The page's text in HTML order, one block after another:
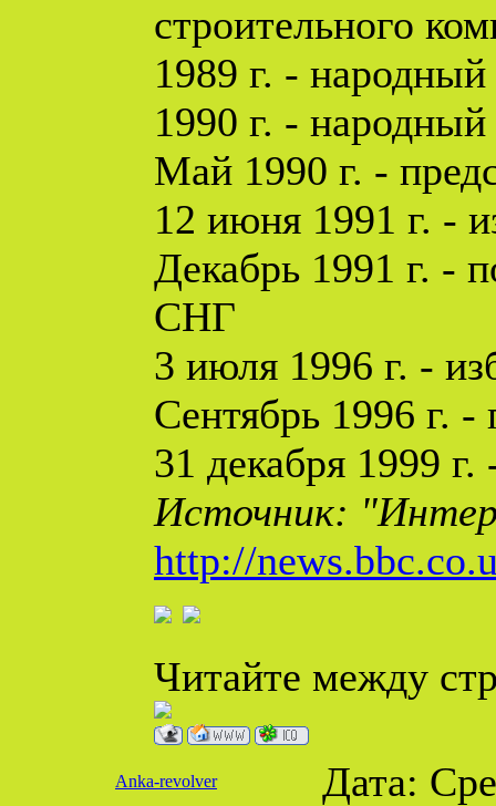
строительного
1989 г. -
1990 г. -
Май 1990 г. -
12 июня 1991 г. -
Декабрь 1991 г. -
СНГ
3 июля 1996 г. -
Сентябрь 1996 г. -
31 декабря 1999
Источник:
http://
Читайте между
Anka-revolver Дата: